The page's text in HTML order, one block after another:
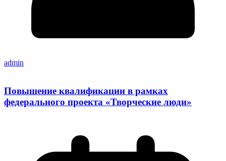
admin
Повышение квалификации в рамках
федерального проекта «Творческие люди»